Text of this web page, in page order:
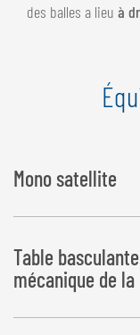
des balles a lieu à
Mono satellite
Table
mécanique de